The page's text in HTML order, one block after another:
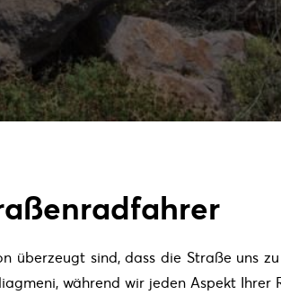
überzeugt sind, dass die Straße uns
während wir jeden Aspekt